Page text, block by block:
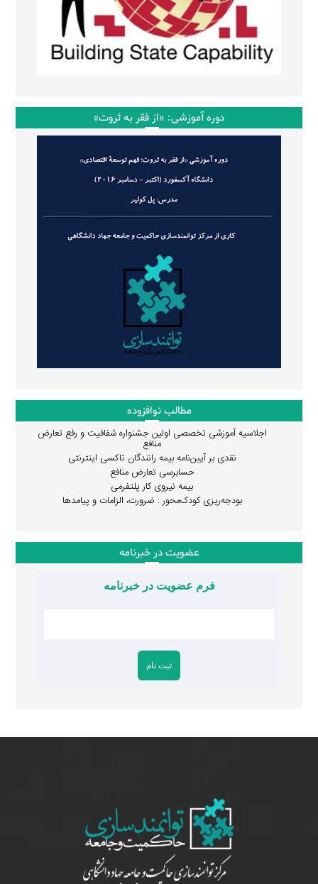
دوره آموزشی: «از فقر به ثروت»
مطالب نوافزوده
اجلاسیه آموزشی تخصصی اولین جشنواره شفافیت و رفع تعارض
منافع
نقدی بر آیین‌نامه بیمه رانندگان تاکسی اینترنتی
حسابرسی تعارض منافع
بیمه نیروی کار پلتفرمی
بودجه‌ریزی کودک‌محور : ضرورت، الزامات و پیامدها
عضویت در خبرنامه
فرم عضویت در خبرنامه